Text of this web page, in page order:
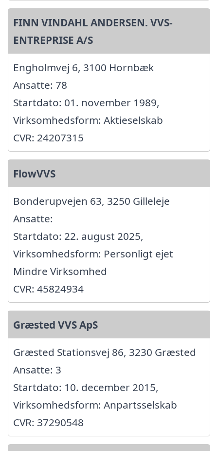
FINN VINDAHL ANDERSEN. VVS-
ENTREPRISE A/S
Engholmvej 6, 3100 Hornbæk
Ansatte: 78
Startdato: 01. november 1989,
Virksomhedsform: Aktieselskab
CVR: 24207315
FlowVVS
Bonderupvejen 63, 3250 Gilleleje
Ansatte:
Startdato: 22. august 2025,
Virksomhedsform: Personligt ejet
Mindre Virksomhed
CVR: 45824934
Græsted VVS ApS
Græsted Stationsvej 86, 3230 Græsted
Ansatte: 3
Startdato: 10. december 2015,
Virksomhedsform: Anpartsselskab
CVR: 37290548